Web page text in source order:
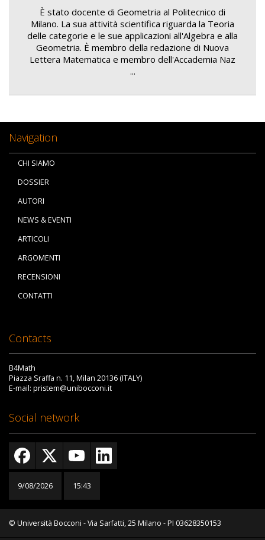
È stato docente di Geometria al Politecnico di
Milano. La sua attività scientifica riguarda la Teoria
delle categorie e le sue applicazioni all'Algebra e alla
Geometria. È membro della redazione di Nuova
Lettera Matematica e membro dell'Accademia Naz
...
Navigation
CHI SIAMO
DOSSIER
AUTORI
NEWS & EVENTI
ARTICOLI
ARGOMENTI
RECENSIONI
CONTATTI
Contacts
B4Math
Piazza Sraffa n. 11, Milan 20136 (ITALY)
E-mail: pristem@unibocconi.it
Social network
9/08/2026 15:43
© Università Bocconi - Via Sarfatti, 25 Milano - PI 03628350153